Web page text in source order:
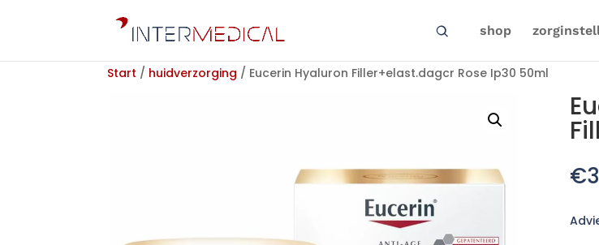
shop
Start / huidverzorging / Eucerin Hyaluron Filler+elast.dagcr Rose Ip30 50ml
€